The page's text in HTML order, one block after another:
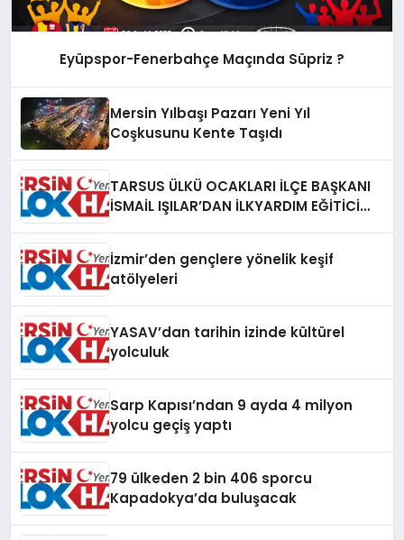
Eyüpspor-Fenerbahçe Maçında Süpriz ?
Mersin Yılbaşı Pazarı Yeni Yıl
Coşkusunu Kente Taşıdı
TARSUS ÜLKÜ OCAKLARI İLÇE BAŞKANI
İSMAİL IŞILAR’DAN İLKYARDIM EĞİTİCİ
İzmir’den gençlere yönelik keşif
atölyeleri
YASAV’dan tarihin izinde kültürel
yolculuk
Sarp Kapısı’ndan 9 ayda 4 milyon
yolcu geçiş yaptı
79 ülkeden 2 bin 406 sporcu
Kapadokya’da buluşacak